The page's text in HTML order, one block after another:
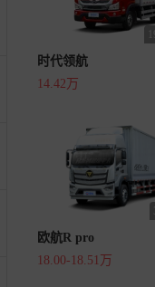
时代领航
14.42万
欧航R pro
18.00-18.51万